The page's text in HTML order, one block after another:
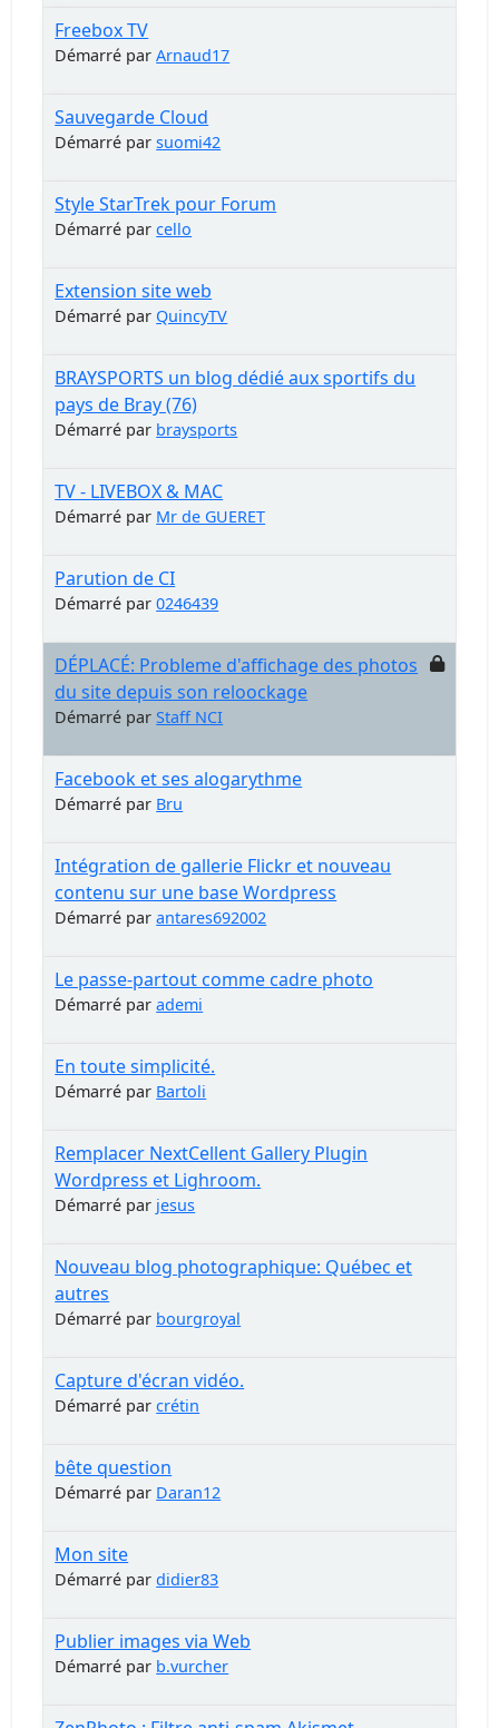
Freebox TV
Démarré parArnaud17
Sauvegarde Cloud
Démarré parsuomi42
Style StarTrek pour Forum
Démarré parcello
Extension site web
Démarré par QuincyTV
BRAYSPORTS un blog dédié aux sportifs du
pays de Bray (76)
Démarré par braysports
TV - LIVEBOX & MAC
Démarré par Mr de GUERET
Parution de CI
Démarré par0246439
DÉPLACÉ: Probleme d'affichage des photos
du site depuis son reloockage
Démarré parStaff NCI
Facebook et ses alogarythme
Démarré par Bru
Intégration de gallerie Flickr et nouveau
contenu sur une base Wordpress
Démarré parantares692002
Le passe-partout comme cadre photo
Démarré parademi
En toute simplicité.
Démarré par Bartoli
Remplacer NextCellent Gallery Plugin
Wordpress et Lighroom.
Démarré par jesus
Nouveau blog photographique: Québec et
autres
Démarré par bourgroyal
Capture d'écran vidéo.
Démarré parcrétin
bête question
Démarré par Daran12
Mon site
Démarré pardidier83
Publier images via Web
Démarré par b.vurcher